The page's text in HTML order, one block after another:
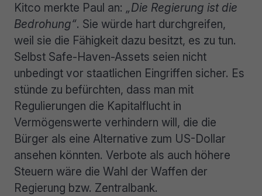
Kitco merkte Paul an: „Die Regierung ist die
Bedrohung“. Sie würde hart durchgreifen,
weil sie die Fähigkeit dazu besitzt, es zu tun.
Selbst Safe-Haven-Assets seien nicht
unbedingt vor staatlichen Eingriffen sicher. Es
stünde zu befürchten, dass man mit
Regulierungen die Kapitalflucht in
Vermögenswerte verhindern will, die die
Bürger als eine Alternative zum US-Dollar
ansehen könnten. Verbote als auch höhere
Steuern wäre die Wahl der Waffen der
Regierung bzw. Zentralbank.